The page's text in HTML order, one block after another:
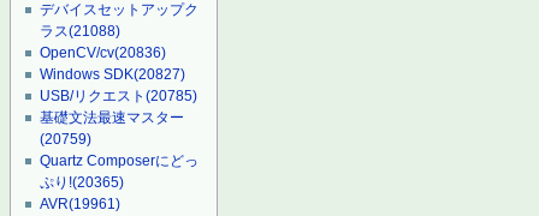
デバイスセットアップク
ラス(21088)
OpenCV/cv(20836)
Windows SDK(20827)
USB/リクエスト(20785)
基礎文法最速マスター
(20759)
Quartz Composerにどっ
ぷり!(20365)
AVR(19961)